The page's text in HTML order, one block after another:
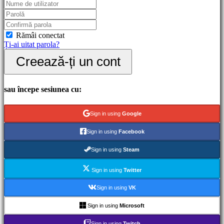
Gameplay
Evenimente
în
joc
Noutăți
Media
Ghiduri
Forum
IDC
Gifts
IDC
Plays
FAQ
Rămâi conectat
Ți-ai uitat parola?
Creează-ți un cont
sau începe sesiunea cu:
Sign in using Google
Sign in using Facebook
Sign in using Steam
Sign in using Twitter
Sign in using VK
Sign in using Microsoft